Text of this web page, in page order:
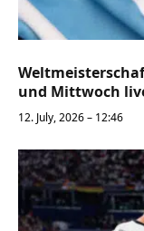
und Mittwoch
12. July, 2026 – 12:46